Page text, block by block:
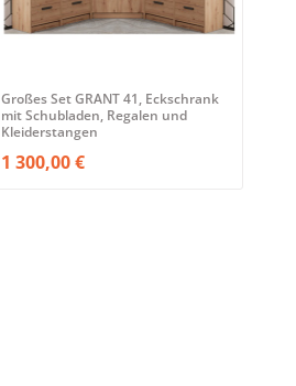
Großes Set GRANT 41, Eckschrank
mit Schubladen, Regalen und
Kleiderstangen
1 300,00 €